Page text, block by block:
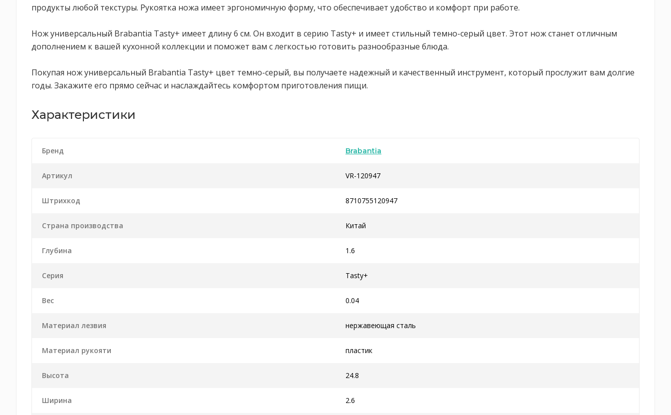
продукты любой текстуры. Рукоятка ножа имеет эргономичную форму, что обеспечивает удобство и комфорт при работе.
Нож универсальный Brabantia Tasty+ имеет длину 6 см. Он входит в серию Tasty+ и имеет стильный темно-серый цвет. Этот нож станет отличным
дополнением к вашей кухонной коллекции и поможет вам с легкостью готовить разнообразные блюда.
Покупая нож универсальный Brabantia Tasty+ цвет темно-серый, вы получаете надежный и качественный инструмент, который прослужит вам долгие
годы. Закажите его прямо сейчас и наслаждайтесь комфортом приготовления пищи.
Характеристики
Бренд Brabantia
Артикул VR-120947
Штрихкод 8710755120947
Страна производства Китай
Глубина 1.6
Серия Tasty+
Вес 0.04
Материал лезвия нержавеющая сталь
Материал рукояти пластик
Высота 24.8
Ширина 2.6